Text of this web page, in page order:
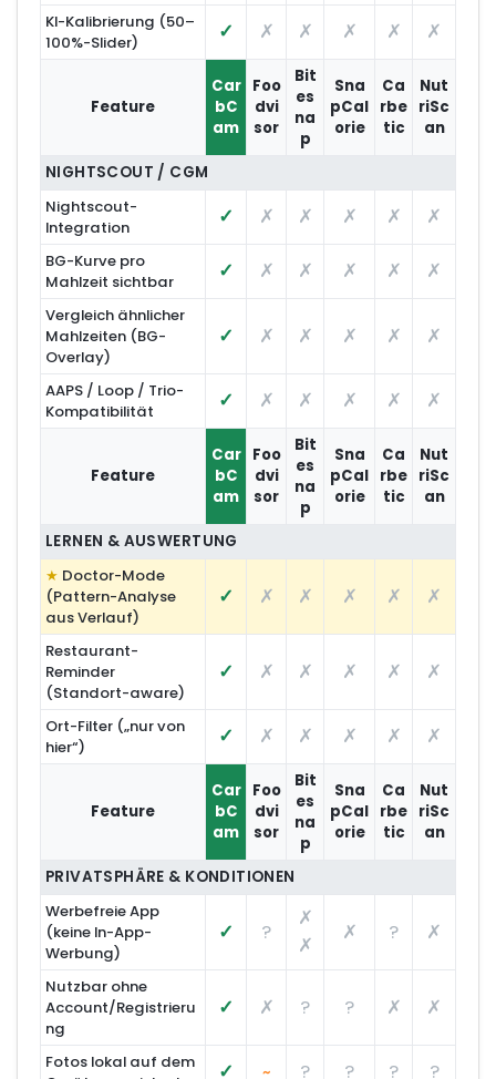
KI-Kalibrierung (50–
100%-Slider)
✓ ✗ ✗ ✗ ✗ ✗
Feature
Car
bC
am
Foo
dvi
sor
Bit
es
na
p
Sna
pCal
orie
Ca
rbe
tic
Nut
riSc
an
NIGHTSCOUT / CGM
Nightscout-
Integration
✓ ✗ ✗ ✗ ✗ ✗
BG-Kurve pro
Mahlzeit sichtbar
✓ ✗ ✗ ✗ ✗ ✗
Vergleich ähnlicher
Mahlzeiten (BG-
Overlay)
✓ ✗ ✗ ✗ ✗ ✗
AAPS / Loop / Trio-
Kompatibilität
✓ ✗ ✗ ✗ ✗ ✗
Feature
Car
bC
am
Foo
dvi
sor
Bit
es
na
p
Sna
pCal
orie
Ca
rbe
tic
Nut
riSc
an
LERNEN & AUSWERTUNG
Doctor-Mode
(Pattern-Analyse
aus Verlauf)
✓ ✗ ✗ ✗ ✗ ✗
Restaurant-
Reminder
(Standort-aware)
✓ ✗ ✗ ✗ ✗ ✗
Ort-Filter („nur von
hier“)
✓ ✗ ✗ ✗ ✗ ✗
Feature
Car
bC
am
Foo
dvi
sor
Bit
es
na
p
Sna
pCal
orie
Ca
rbe
tic
Nut
riSc
an
PRIVATSPHÄRE & KONDITIONEN
Werbefreie App
(keine In-App-
Werbung)
✓ ?
✗
✗
✗ ? ✗
Nutzbar ohne
Account/Registrieru
ng
✓ ✗ ? ? ✗ ✗
Fotos lokal auf dem
✓ ~ ? ? ? ?